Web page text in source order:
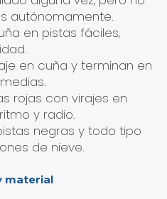
autónomamente.
en pistas fáciles,
en cuña y terminan en
rojas con virajes en
y radio.
negras y todo tipo
de nieve.
material